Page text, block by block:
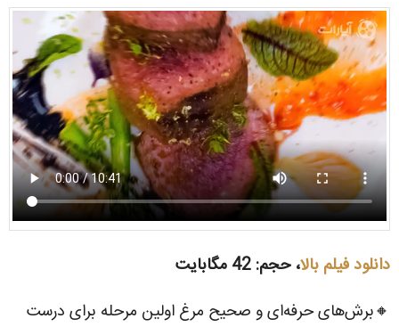
دانلود فیلم بالا، حجم: 42 مگابایت
🔸برش‌های حرفه‌ای و صحیح مرغ اولین مرحله برای درست